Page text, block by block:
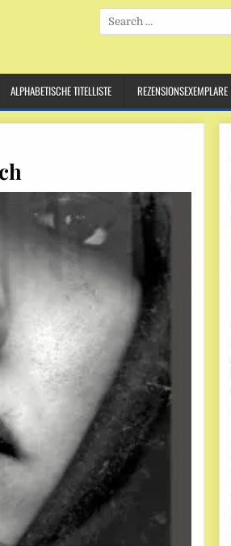
Search
for:
ALPHABETISCHE TITELLISTE REZENSIONSEXEMPLARE